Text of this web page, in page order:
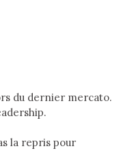
du dernier mercato.
la repris pour